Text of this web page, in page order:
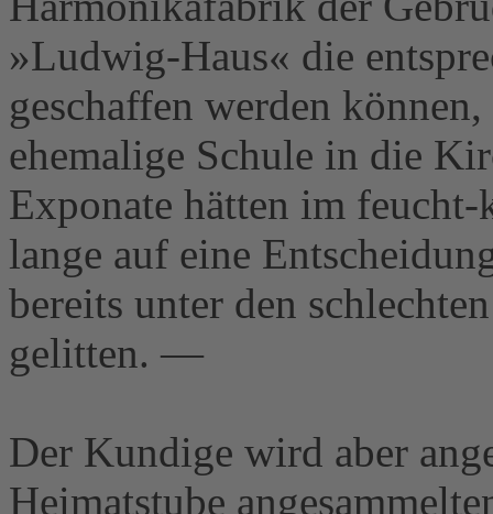
»Ludwig-Haus« die
geschaffen werden
ehemalige Schule in die
Exponate hätten im
lange auf eine
bereits unter den
gelitten. —
Der Kundige wird aber
Heimatstube